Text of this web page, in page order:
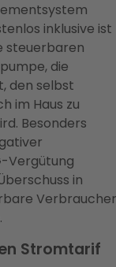
inklusive ist
steuerbaren
die
den selbst
im Haus zu
Besonders
Vergütung
in
Stromtarif